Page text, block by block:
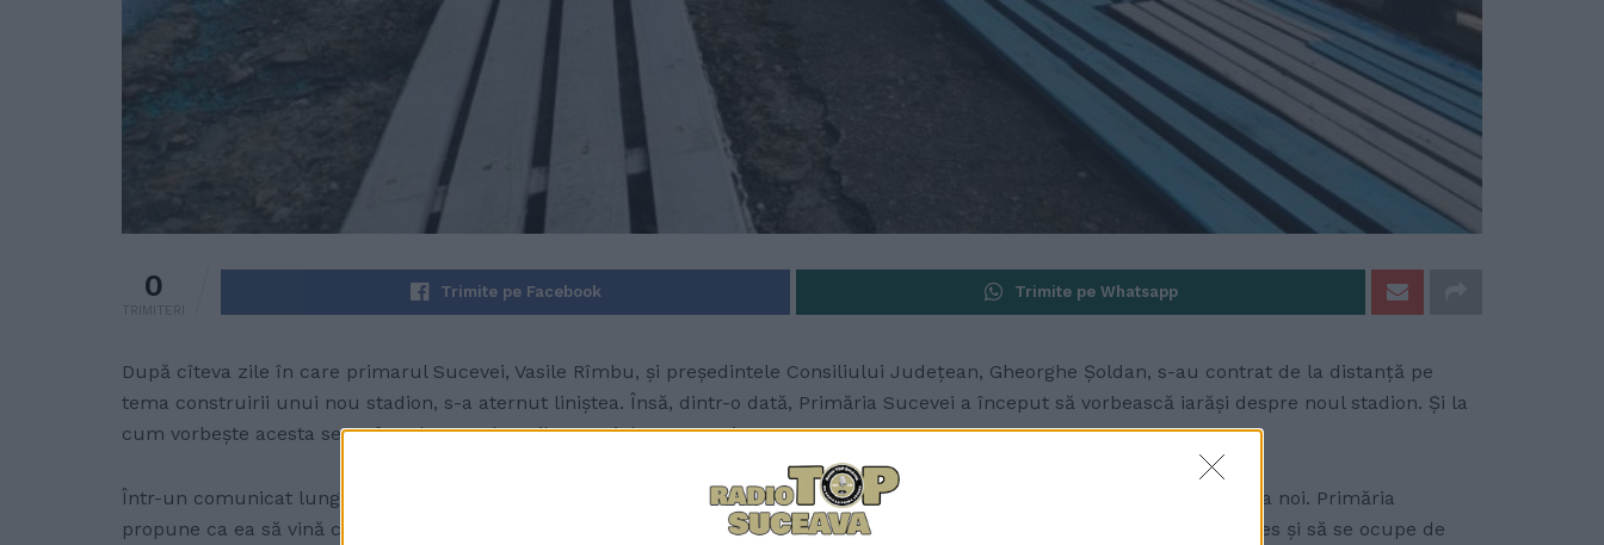
0
TRIMITERI
Trimite pe Facebook Trimite pe Whatsapp
După cîteva zile în care primarul Sucevei, Vasile Rîmbu, și președintele Consiliului Județean, Gheorghe Șoldan, s-au contrat de la distanță pe
tema construirii unui nou stadion, s-a aternut liniștea. Însă, dintr-o dată, Primăria Sucevei a început să vorbească iarăși despre noul stadion. Și la
cum vorbește acesta se va face la Paștele Cailor verzi de pe pereți.
Într-un comunicat lung cît o săptămînă de post, și nu o zi, Primăria a explicat cum au făcut alții și cum ar trebui făcut și la noi. Primăria
propune ca ea să vină cu terenul, Consiliul Județean Suceava să pună banii pentru cofinanțare, să amenajeze căile de acces și să se ocupe de